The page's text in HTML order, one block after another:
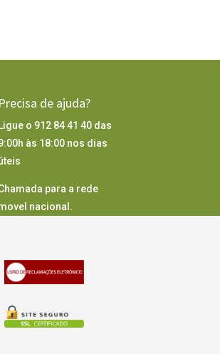
Precisa de ajuda?
Ligue o 912 84 41 40 das
às 18:00 nos dias
para a rede
nacional.